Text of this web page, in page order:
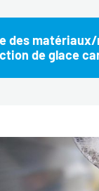
des
de glace